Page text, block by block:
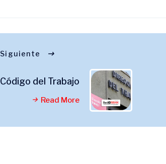
Siguiente
Código del Trabajo
Read More